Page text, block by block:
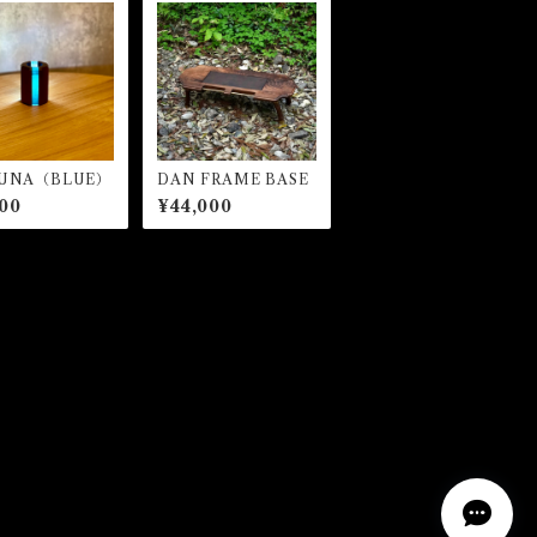
（BLUE） DAN FRAME BASE
¥44,000